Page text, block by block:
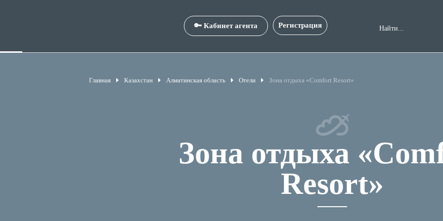
Регистрация
🔑 Кабинет агента
Главная Казахстан Алматинская область Отели Зона отдыха «Comfort Resort»
Зона отдыха
Resort»